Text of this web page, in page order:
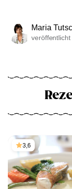
Maria
3,6